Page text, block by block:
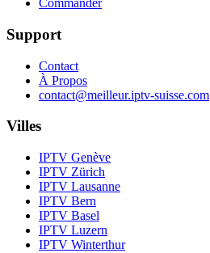
Commander
Support
Contact
À Propos
contact@meilleur.iptv-suisse.com
Villes
IPTV Genève
IPTV Zürich
IPTV Lausanne
IPTV Bern
IPTV Basel
IPTV Luzern
IPTV Winterthur